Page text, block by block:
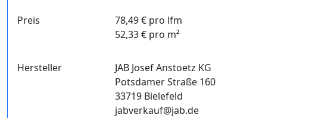
Preis
78,49 € pro lfm
52,33 € pro m²
Hersteller
JAB Josef Anstoetz KG
Potsdamer Straße 160
33719 Bielefeld
jabverkauf@jab.de